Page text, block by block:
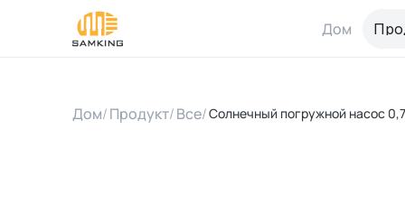
Дом/Продукт/Все/Солнечный погружной насос
Дом